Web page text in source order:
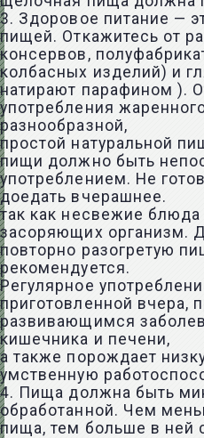
3. Здоровое питание —
пищей. Откажитесь от
консервов,
колбасных изделий) и
натирают парафином ).
употребления
разнообразной,
простой натуральной
пищи должно быть
употреблением. Не
доедать вчерашнее.
так как несвежие блюда
засоряющих организм.
повторно разогретую
рекомендуется.
Регулярное
приготовленной вчера,
развивающимся
кишечника и печени,
а также порождает
умственную
4. Пища должна быть
обработанной. Чем
пища, тем больше в ней